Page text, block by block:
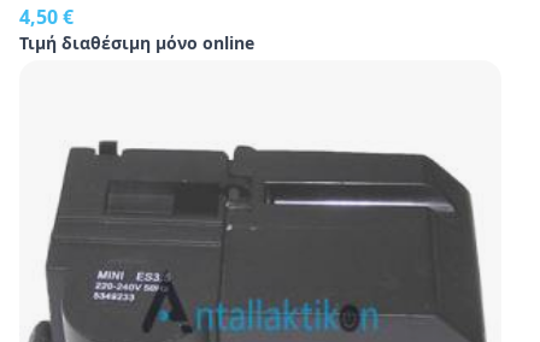
4,50 €
Τιμή διαθέσιμη μόνο online